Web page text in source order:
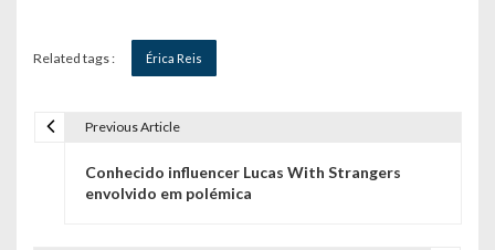
Related tags : Érica Reis
Previous Article
Conhecido influencer Lucas With Strangers
envolvido em polémica